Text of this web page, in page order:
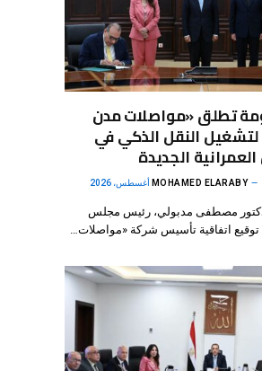
تطلق «مواصلات مدن
النقل الذكي في
الجديدة
MOHAMED ELARABY
مصطفى مدبولي، رئيس مجلس
توقيع اتفاقية تأسيس شركة «مواصلات…